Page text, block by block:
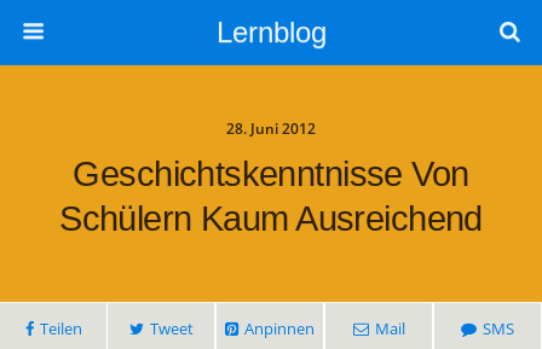
Lernblog
28. Juni 2012
Geschichtskenntnisse Von
Schülern Kaum Ausreichend
Teilen Tweet Anpinnen Mail SMS